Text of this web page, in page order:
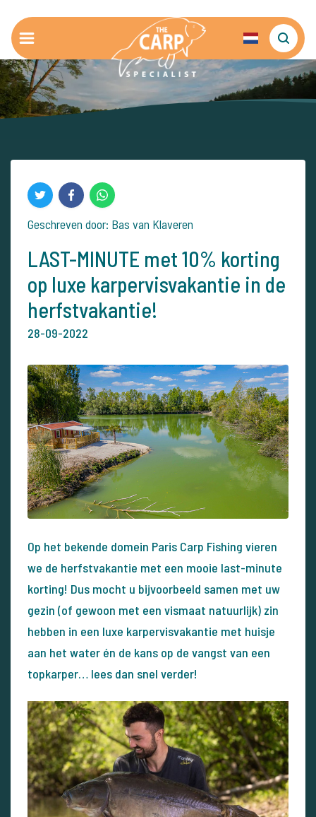
Geschreven door: Bas van Klaveren
LAST-MINUTE met 10% korting
op luxe karpervisvakantie in de
herfstvakantie!
28-09-2022
Op het bekende domein Paris Carp Fishing vieren
we de herfstvakantie met een mooie last-minute
korting! Dus mocht u bijvoorbeeld samen met uw
gezin (of gewoon met een vismaat natuurlijk) zin
hebben in een luxe karpervisvakantie met huisje
aan het water én de kans op de vangst van een
topkarper… lees dan snel verder!